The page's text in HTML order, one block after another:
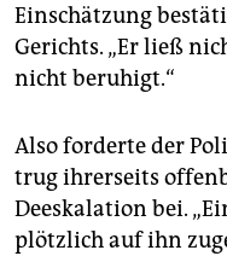
Einschätzung
Gerichts. „Er ließ
nicht beruhigt.“
Also forderte der
trug ihrerseits
Deeskalation bei.
plötzlich auf ihn